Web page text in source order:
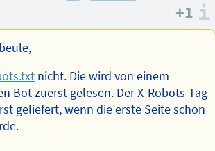
+1
nicht. Die wird von einem
Bot zuerst gelesen. Der X-Robots-Tag
geliefert, wenn die erste Seite schon